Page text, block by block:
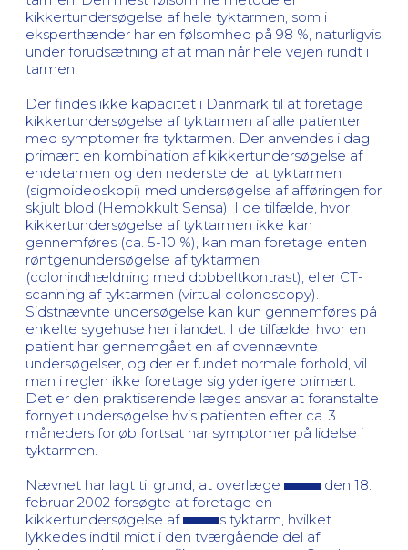
kikkertundersøgelse af hele tyktarmen, som i
eksperthænder har en følsomhed på 98 %, naturligvis
under forudsætning af at man når hele vejen rundt i
tarmen.
Der findes ikke kapacitet i Danmark til at foretage
kikkertundersøgelse af tyktarmen af alle patienter
med symptomer fra tyktarmen. Der anvendes i dag
primært en kombination af kikkertundersøgelse af
endetarmen og den nederste del at tyktarmen
(sigmoideoskopi) med undersøgelse af afføringen for
skjult blod (Hemokkult Sensa). I de tilfælde, hvor
kikkertundersøgelse af tyktarmen ikke kan
gennemføres (ca. 5-10 %), kan man foretage enten
røntgenundersøgelse af tyktarmen
(colonindhældning med dobbeltkontrast), eller CT-
scanning af tyktarmen (virtual colonoscopy).
Sidstnævnte undersøgelse kan kun gennemføres på
enkelte sygehuse her i landet. I de tilfælde, hvor en
patient har gennemgået en af ovennævnte
undersøgelser, og der er fundet normale forhold, vil
man i reglen ikke foretage sig yderligere primært.
Det er den praktiserende læges ansvar at foranstalte
fornyet undersøgelse hvis patienten efter ca. 3
måneders forløb fortsat har symptomer på lidelse i
tyktarmen.
Nævnet har lagt til grund, at overlæge
den 18.
februar 2002 forsøgte at foretage en
kikkertundersøgelse af
s tyktarm, hvilket
lykkedes indtil midt i den tværgående del af